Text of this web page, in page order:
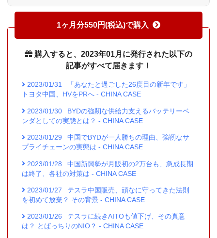
1ヶ月分550円(税込)で購入
購入すると、2023年01月に発行された以下の
記事がすべて届きます！
2023/01/31
「あなたと過ごした26度目の新年です」
トヨタ中国、HVをPRへ - CHINA CASE
2023/01/30
BYDの強靭な供給力支えるバッテリーベ
ンダとしての実態とは？ - CHINA CASE
2023/01/29
中国でBYDが一人勝ちの理由、強靭なサ
プライチェーンの実態は - CHINA CASE
2023/01/28
中国新興勢が月販初の2万台も、急成長期
は終了、各社の対策は - CHINA CASE
2023/01/27
テスラ中国販売、頑なに守ってきた法則
を初めて放棄？ その背景 - CHINA CASE
2023/01/26
テスラに続きAITOも値下げ、その真意
は？ とばっちりのNIO？ - CHINA CASE